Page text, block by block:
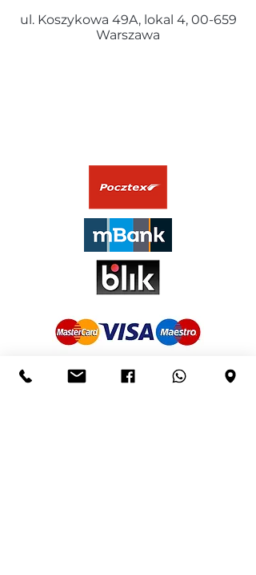
ul. Koszykowa 49A, lokal 4, 00-659
Warszawa